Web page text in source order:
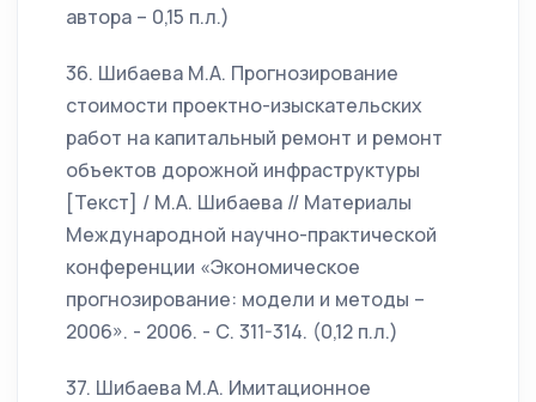
автора – 0,15 п.л.)
36. Шибаева М.А. Прогнозирование
стоимости проектно-изыскательских
работ на капитальный ремонт и ремонт
объектов дорожной инфраструктуры
[Текст] / М.А. Шибаева // Материалы
Международной научно-практической
конференции «Экономическое
прогнозирование: модели и методы –
2006». - 2006. - С. 311-314. (0,12 п.л.)
37. Шибаева М.А. Имитационное